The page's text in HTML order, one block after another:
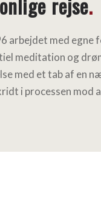
arbejdet med
meditation og
med et tab af en
i processen mod